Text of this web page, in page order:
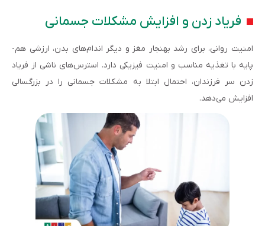
فریاد زدن و افزایش مشکلات جسمانی
امنیت روانی، برای رشد بهنجار مغز و دیگر اندام‌های بدن، ارزشی هم‌­
پایه با تغذیه مناسب و امنیت فیزیکی دارد. استرس‌های ناشی از فریاد
زدن سر فرزندان، احتمال ابتلا به مشکلات جسمانی را در بزرگسالی
افزایش می‌دهد.